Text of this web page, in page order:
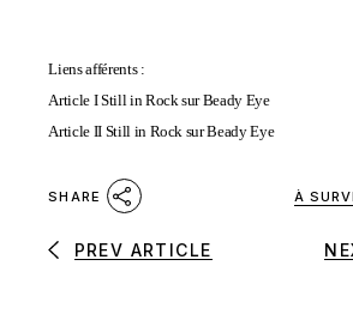
Liens afférents :
Article I Still in Rock sur Beady Eye
Article II Still in Rock sur Beady Eye
SHARE À
PREV ARTICLE